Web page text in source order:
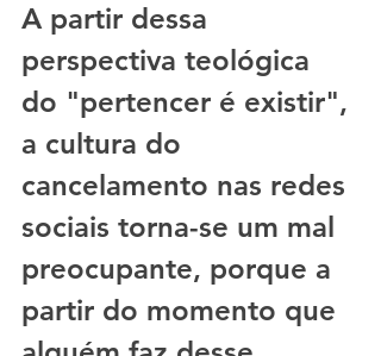
A partir dessa
perspectiva teológica
do "pertencer é existir",
a cultura do
cancelamento nas redes
sociais torna-se um mal
preocupante, porque a
partir do momento que